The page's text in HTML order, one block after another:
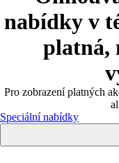
nabídky v
platná,
Pro zobrazení platných
Speciální nabídky